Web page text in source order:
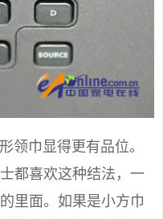
领巾显得更有品位。
都喜欢这种结法，一
里面。如果是小方巾